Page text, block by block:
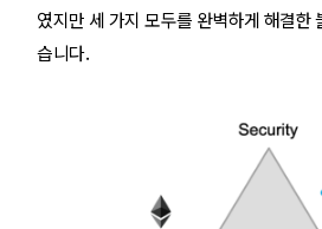
였지만 세 가지 모두를 완벽하게 해결한
습니다.